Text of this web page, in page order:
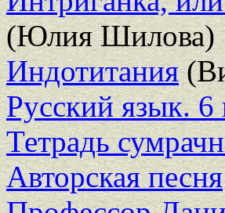
(Юлия Шилова)
Индотитания
Русский язык. 6
Тетрадь
Авторская песня